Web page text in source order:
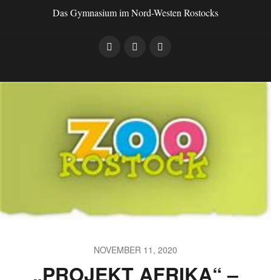
Das Gymnasium im Nord-Westen Rostocks
NOVEMBER 11, 2020
„PROJEKT AFRIKA“ –